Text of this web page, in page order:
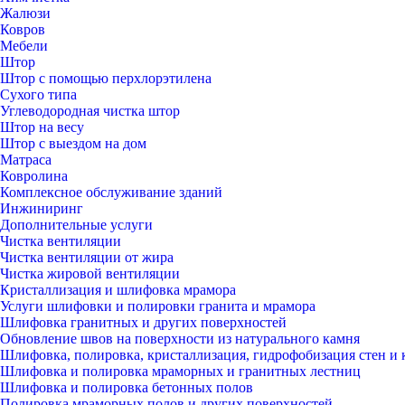
Жалюзи
Ковров
Мебели
Штор
Штор с помощью перхлорэтилена
Сухого типа
Углеводородная чистка штор
Штор на весу
Штор с выездом на дом
Матраса
Ковролина
Комплексное обслуживание зданий
Инжиниринг
Дополнительные услуги
Чистка вентиляции
Чистка вентиляции от жира
Чистка жировой вентиляции
Кристаллизация и шлифовка мрамора
Услуги шлифовки и полировки гранита и мрамора
Шлифовка гранитных и других поверхностей
Обновление швов на поверхности из натурального камня
Шлифовка, полировка, кристаллизация, гидрофобизация стен и
Шлифовка и полировка мраморных и гранитных лестниц
Шлифовка и полировка бетонных полов